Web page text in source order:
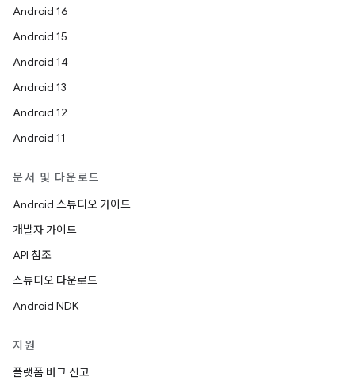
Android 16
Android 15
Android 14
Android 13
Android 12
Android 11
문서 및 다운로드
Android 스튜디오 가이드
개발자 가이드
API 참조
스튜디오 다운로드
Android NDK
지원
플랫폼 버그 신고